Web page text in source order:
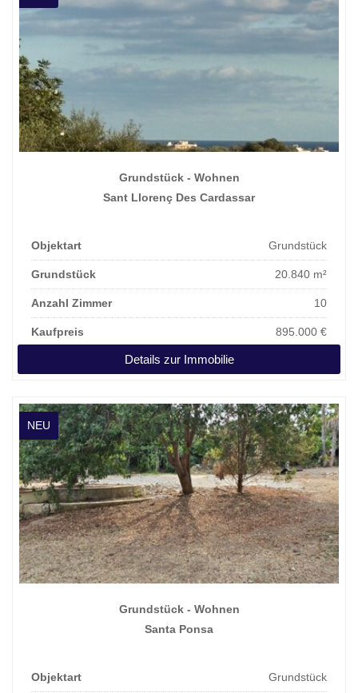
Grundstück - Wohnen
Sant Llorenç Des Cardassar
Objektart Grundstück
Grundstück 20.840 m²
Anzahl Zimmer 10
Kaufpreis 895.000 €
Details zur Immobilie
NEU
Grundstück - Wohnen
Santa Ponsa
Objektart Grundstück